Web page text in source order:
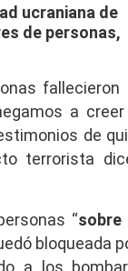
ucraniana de
de personas,
fallecieron
a
de
terrorista
“sobre
bloqueada
a los